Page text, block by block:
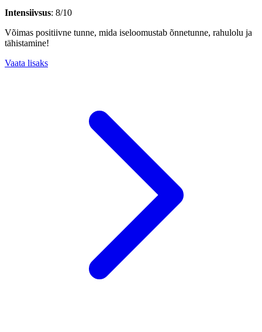
Intensiivsus: 8/10
Võimas positiivne tunne, mida iseloomustab õnnetunne, rahulolu ja
tähistamine!
Vaata lisaks